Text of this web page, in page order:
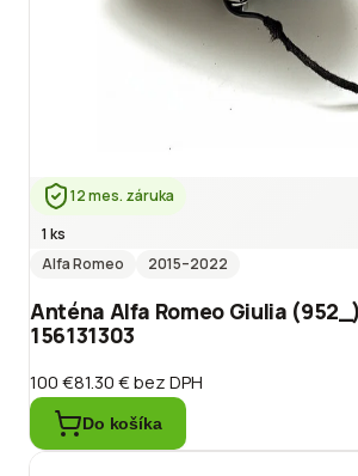
12 mes. záruka
1 ks
Alfa Romeo
2015–2022
Anténa Alfa Romeo Giulia
156131303
100 €81.30 €bez DPH
Do košíka